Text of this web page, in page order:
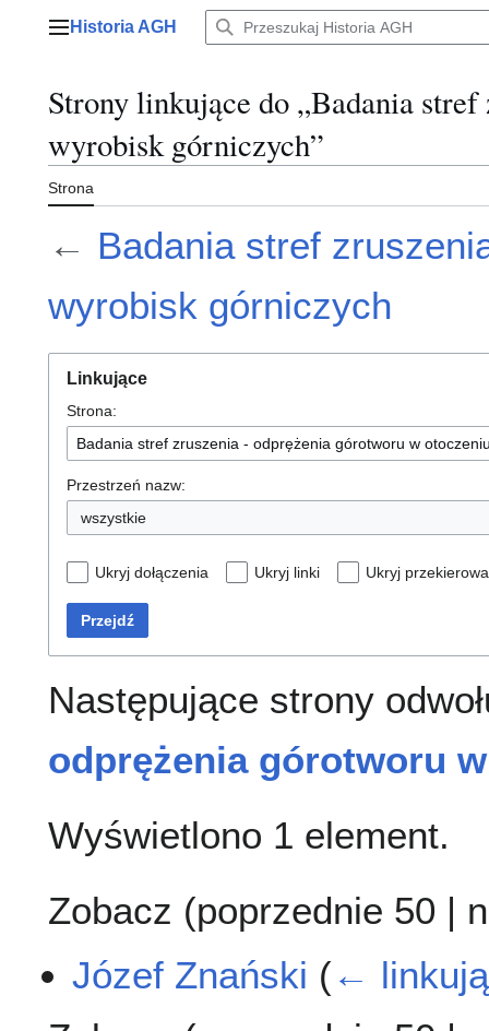
Menu główne
Historia AGH
Strony linkujące do „Badania
wyrobisk górniczych”
Strona
← Badania stref
wyrobisk górniczych
Linkujące
Strona:
Przestrzeń nazw:
wszystkie
Ukryj dołączenia Ukryj linki Ukryj
Przejdź
Następujące strony
odprężenia górotworu
Wyświetlono 1 element.
Zobacz (poprzednie 50 |
Józef Znański (←